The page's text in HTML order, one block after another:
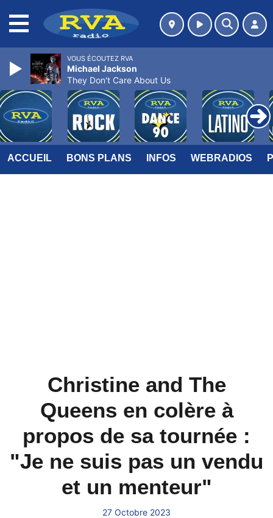
ACCUEIL BONS PLANS INFOS WEBRADIOS
Christine and The
Queens en colère à
propos de sa tournée :
"Je ne suis pas un vendu
et un menteur"
27 Octobre 2023
VOUS ÉCOUTEZ RVA
Michael Jackson
They Don't Care About Us